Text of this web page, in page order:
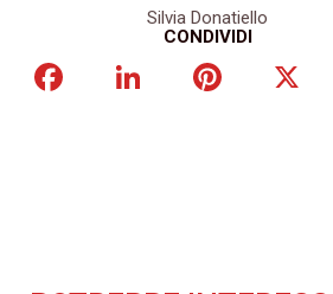
Silvia Donatiello
CONDIVIDI
FacebookLinkedIn